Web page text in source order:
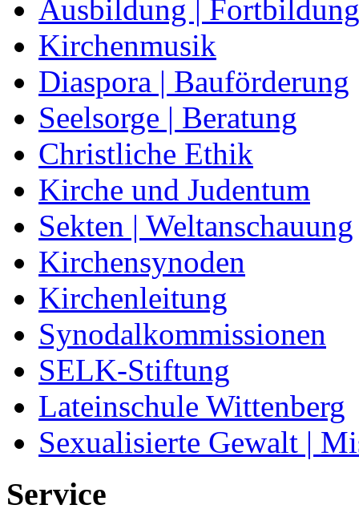
Ausbildung | Fortbildung
Kirchenmusik
Diaspora | Bauförderung
Seelsorge | Beratung
Christliche Ethik
Kirche und Judentum
Sekten | Weltanschauung
Kirchensynoden
Kirchenleitung
Synodalkommissionen
SELK-Stiftung
Lateinschule Wittenberg
Sexualisierte Gewalt |
Service